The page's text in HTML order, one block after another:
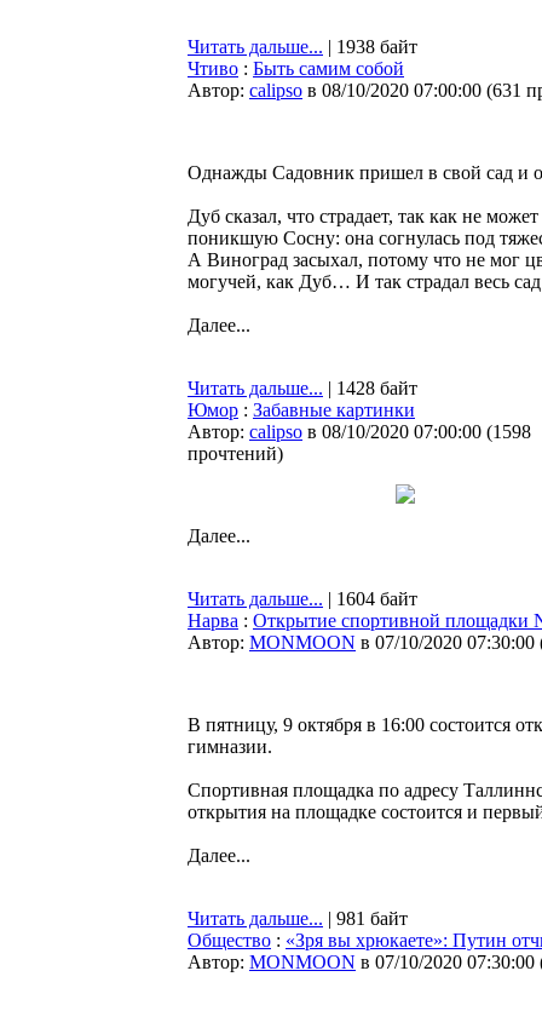
Читать дальше... | 1938 байт
Чтиво : Быть самим собой
Автор: calipso в 08/10/2020 07:00:00 (631
Однажды Садовник пришел в свой сад и
Дуб сказал, что страдает, так как не
поникшую Сосну: она согнулась под
А Виноград засыхал, потому что не мог
могучей, как Дуб… И так страдал весь
Далее...
Читать дальше... | 1428 байт
Юмор : Забавные картинки
Автор: calipso в 08/10/2020 07:00:00 (1598
прочтений)
Далее...
Читать дальше... | 1604 байт
Нарва : Открытие спортивной площадки
Автор: MONMOON в 07/10/2020 07:30:00
В пятницу, 9 октября в 16:00 состоится
гимназии.
Спортивная площадка по адресу
открытия на площадке состоится и
Далее...
Читать дальше... | 981 байт
Общество : «Зря вы хрюкаете»: Путин
Автор: MONMOON в 07/10/2020 07:30:00